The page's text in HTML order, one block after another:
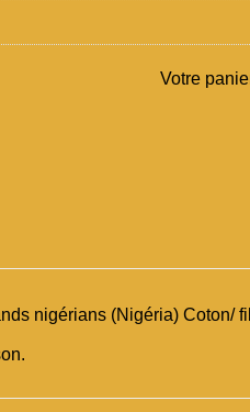
Votre
nigérians (Nigéria)